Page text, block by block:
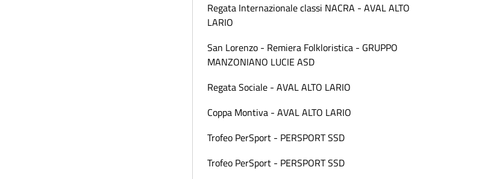
Regata Internazionale classi NACRA - AVAL ALTO
LARIO
San Lorenzo - Remiera Folkloristica - GRUPPO
MANZONIANO LUCIE ASD
Regata Sociale - AVAL ALTO LARIO
Coppa Montiva - AVAL ALTO LARIO
Trofeo PerSport - PERSPORT SSD
Trofeo PerSport - PERSPORT SSD